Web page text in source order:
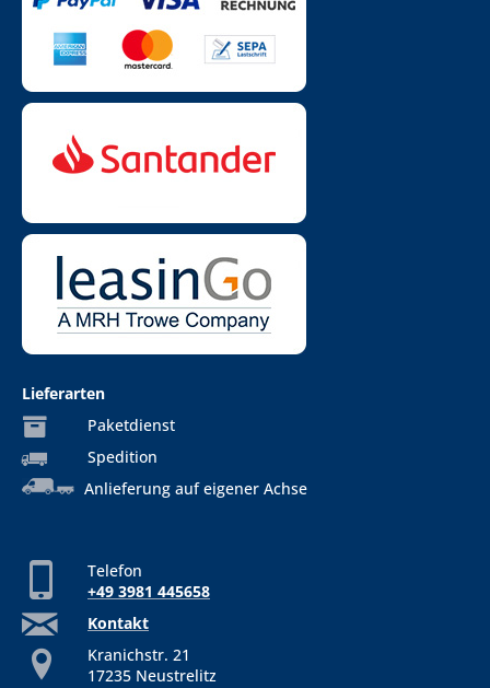
Lieferarten
Paketdienst
Spedition
Anlieferung auf eigener Achse
Telefon
+49 3981 445658
Kontakt
Kranichstr. 21
17235 Neustrelitz